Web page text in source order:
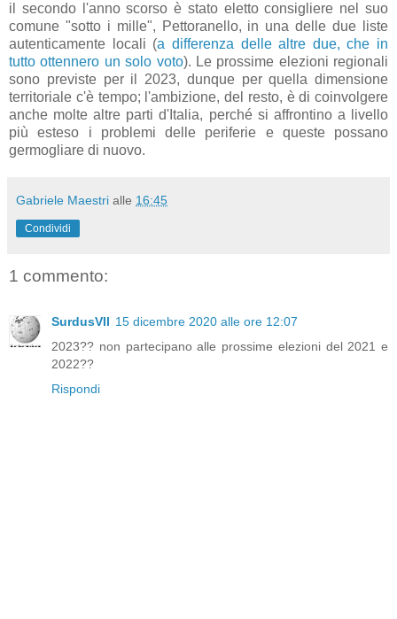
il secondo l'anno scorso è stato eletto consigliere nel suo
comune "sotto i mille", Pettoranello, in una delle due liste
autenticamente locali (a differenza delle altre due, che in
tutto ottennero un solo voto). Le prossime elezioni regionali
sono previste per il 2023, dunque per quella dimensione
territoriale c'è tempo; l'ambizione, del resto, è di coinvolgere
anche molte altre parti d'Italia, perché si affrontino a livello
più esteso i problemi delle periferie e queste possano
germogliare di nuovo.
Gabriele Maestri alle 16:45
Condividi
1 commento:
SurdusVII 15 dicembre 2020 alle ore 12:07
2023?? non partecipano alle prossime elezioni del 2021 e
2022??
Rispondi